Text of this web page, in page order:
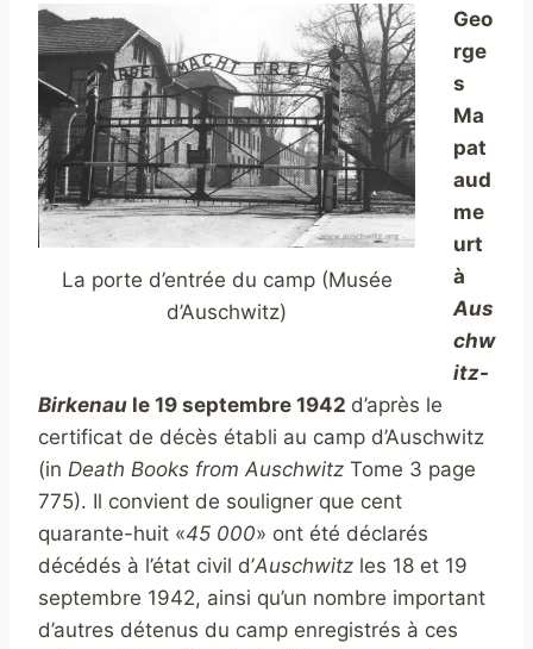
La porte d’entrée du camp (Musée
d’Auschwitz)
Geo
rge
s
Ma
pat
aud
me
urt
à
Aus
chw
itz-
Birkenau le 19 septembre 1942 d’après le
certificat de décès établi au camp d’Auschwitz
(in Death Books from Auschwitz Tome 3 page
775). Il convient de souligner que cent
quarante-huit «45 000» ont été déclarés
décédés à l’état civil d’Auschwitz les 18 et 19
septembre 1942, ainsi qu’un nombre important
d’autres détenus du camp enregistrés à ces